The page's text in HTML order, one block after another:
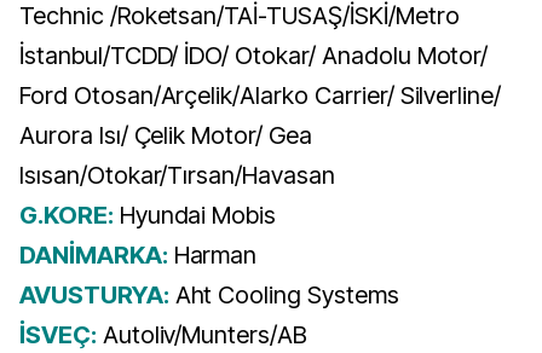
Technic /Roketsan/TAİ-TUSAŞ/İSKİ/Metro
İstanbul/TCDD/ İDO/ Otokar/ Anadolu Motor/
Ford Otosan/Arçelik/Alarko Carrier/ Silverline/
Aurora Isı/ Çelik Motor/ Gea
Isısan/Otokar/Tırsan/Havasan
G.KORE: Hyundai Mobis
DANİMARKA: Harman
AVUSTURYA: Aht Cooling Systems
İSVEÇ: Autoliv/Munters/AB